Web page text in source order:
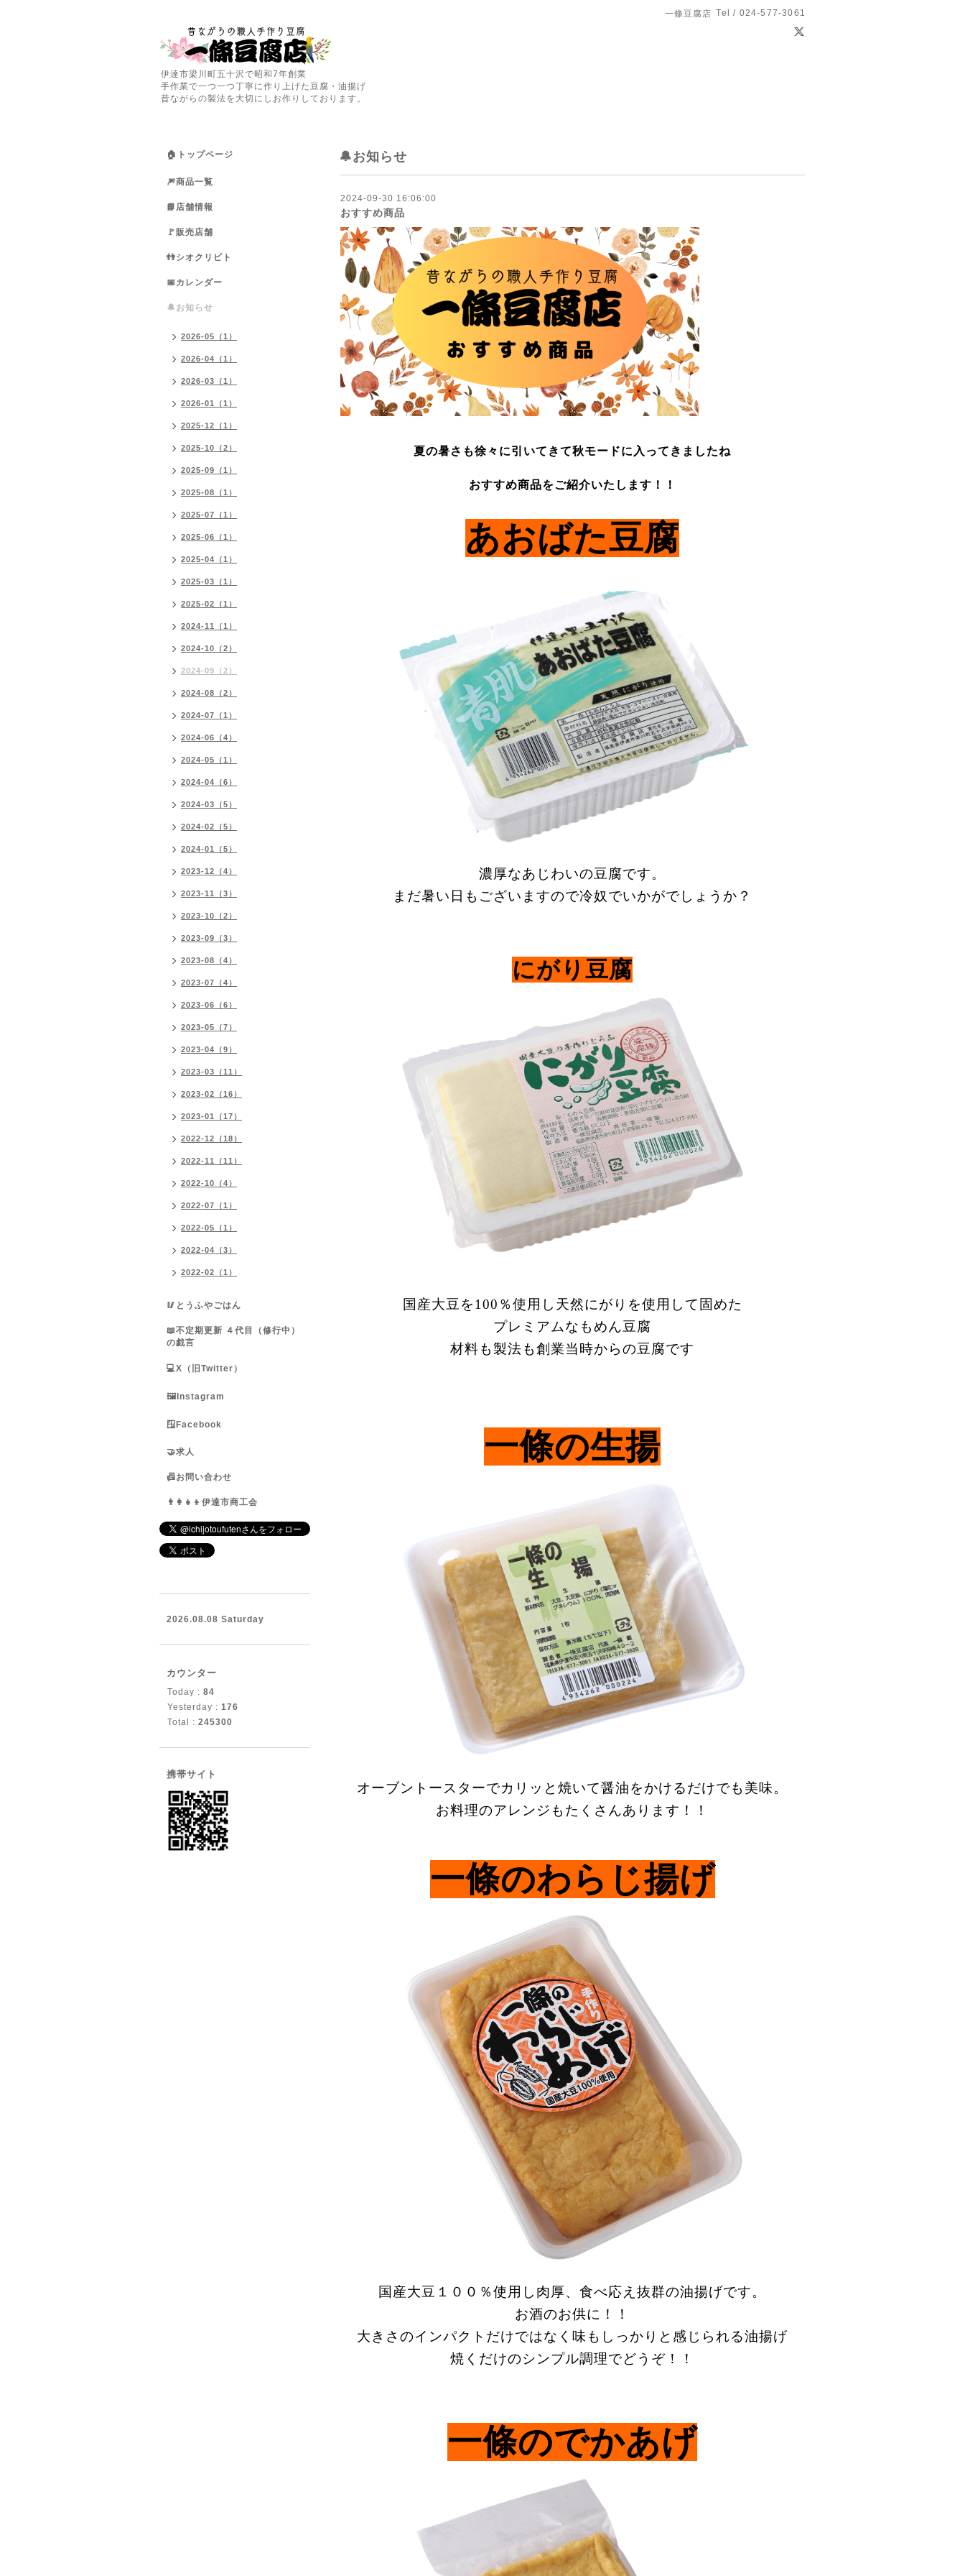
一條豆腐店 Tel / 024-577-3061
伊達市梁川町五十沢で昭和7年創業
手作業で一つ一つ丁寧に作り上げた豆腐・油揚げ
昔ながらの製法を大切にしお作りしております。
🔔お知らせ
2024-09-30 16:06:00
おすすめ商品
夏の暑さも徐々に引いてきて秋モードに入ってきましたね
おすすめ商品をご紹介いたします！！
あおばた豆腐
濃厚なあじわいの豆腐です。
まだ暑い日もございますので冷奴でいかがでしょうか？
にがり豆腐
国産大豆を100％使用し天然にがりを使用して固めた
プレミアムなもめん豆腐
材料も製法も創業当時からの豆腐です
一條の生揚
オーブントースターでカリッと焼いて醤油をかけるだけでも美味。
お料理のアレンジもたくさんあります！！
一條のわらじ揚げ
国産大豆１００％使用し肉厚、食べ応え抜群の油揚げです。
お酒のお供に！！
大きさのインパクトだけではなく味もしっかりと感じられる油揚げ
焼くだけのシンプル調理でどうぞ！！
一條のでかあげ
🏠トップページ
🎆商品一覧
📘店舗情報
🚩販売店舗
👬シオクリビト
📅カレンダー
🔔お知らせ
2026-05（1）
2026-04（1）
2026-03（1）
2026-01（1）
2025-12（1）
2025-10（2）
2025-09（1）
2025-08（1）
2025-07（1）
2025-06（1）
2025-04（1）
2025-03（1）
2025-02（1）
2024-11（1）
2024-10（2）
2024-09（2）
2024-08（2）
2024-07（1）
2024-06（4）
2024-05（1）
2024-04（6）
2024-03（5）
2024-02（5）
2024-01（5）
2023-12（4）
2023-11（3）
2023-10（2）
2023-09（3）
2023-08（4）
2023-07（4）
2023-06（6）
2023-05（7）
2023-04（9）
2023-03（11）
2023-02（16）
2023-01（17）
2022-12（18）
2022-11（11）
2022-10（4）
2022-07（1）
2022-05（1）
2022-04（3）
2022-02（1）
🥢とうふやごはん
📖不定期更新 ４代目（修行中）
の戯言
💻X（旧Twitter）
🖼️Instagram
🪟Facebook
🤝求人
📠お問い合わせ
👨‍👩‍👧‍👦伊達市商工会
2026.08.08 Saturday
カウンター
Today : 84
Yesterday : 176
Total : 245300
携帯サイト